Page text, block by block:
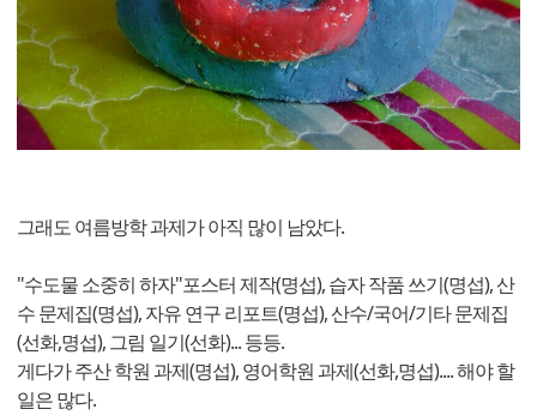
그래도 여름방학 과제가 아직 많이 남았다.
"수도물 소중히 하자"포스터 제작(명섭), 습자 작품 쓰기(명섭), 산
수 문제집(명섭), 자유 연구 리포트(명섭), 산수/국어/기타 문제집
(선화,명섭), 그림 일기(선화)... 등등.
게다가 주산 학원 과제(명섭), 영어학원 과제(선화,명섭).... 해야 할
일은 많다.